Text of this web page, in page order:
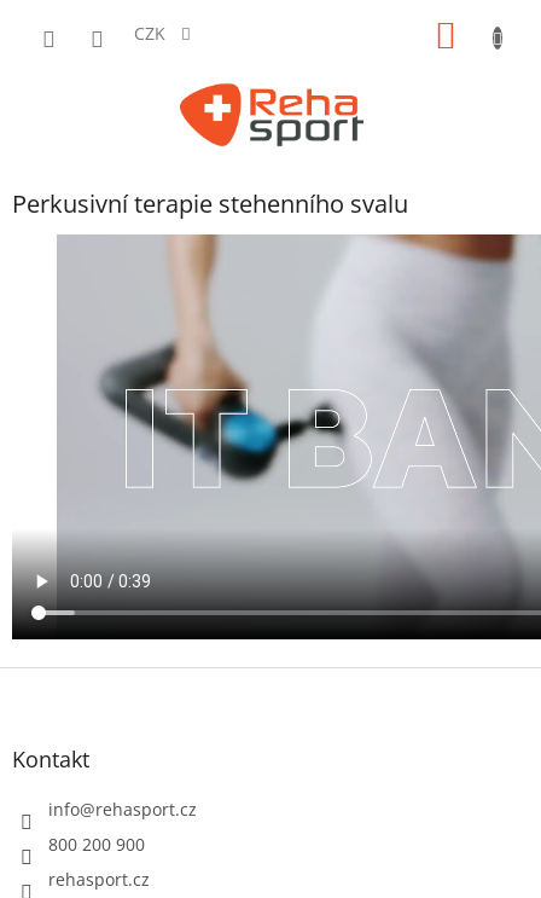
CZK
Perkusivní terapie stehenního svalu
Z
Kontakt
info@rehasport.cz
800 200 900
rehasport.cz